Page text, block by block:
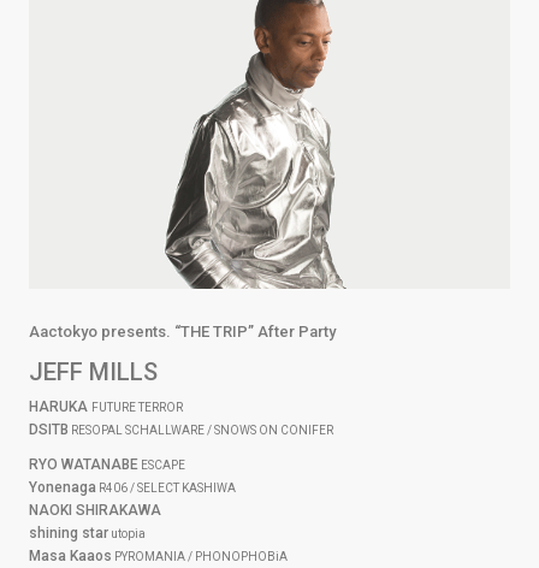
JEFF MILLS
Aactokyo presents. “THE TRIP” After Party
HARUKA FUTURE TERROR
DSITB RESOPAL SCHALLWARE / SNOWS ON CONIFER
RYO WATANABE ESCAPE
Yonenaga R406 / SELECT KASHIWA
NAOKI SHIRAKAWA
shining starutopia
Masa Kaaos PYROMANIA / PHONOPHOBiA